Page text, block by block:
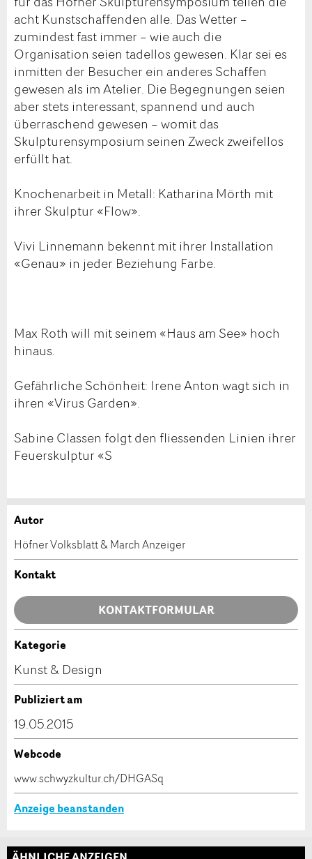
acht Kunstschaffenden alle. Das Wetter –
zumindest fast immer – wie auch die
Organisation seien tadellos gewesen. Klar sei es
inmitten der Besucher ein anderes Schaffen
gewesen als im Atelier. Die Begegnungen seien
aber stets interessant, spannend und auch
überraschend gewesen – womit das
Skulpturensymposium seinen Zweck zweifellos
erfüllt hat.
Knochenarbeit in Metall: Katharina Mörth mit
ihrer Skulptur «Flow».
Vivi Linnemann bekennt mit ihrer Installation
«Genau» in jeder Beziehung Farbe.
Max Roth will mit seinem «Haus am See» hoch
hinaus.
Gefährliche Schönheit: Irene Anton wagt sich in
ihren «Virus Garden».
Sabine Classen folgt den fliessenden Linien ihrer
Feuerskulptur «S
Anzeige beanstanden
Ihr Feedback wird sehr geschätzt!
Allgemeines Feedback
Anzeige nicht mehr gültig
Anzeige unvollständig
Anzeige weiterempfehlen
Empfehlen Sie diese Anzeige an Freunde weiter.
* Eingabe erforderlich
Autor
Höfner Volksblatt & March Anzeiger
Kontakt
KONTAKTFORMULAR
Kontakt
Verfassen Sie eine Nachricht für die Kontaktpersonen
Kategorie
Kunst & Design
Publiziert am
19.05.2015
Webcode
www.schwyzkultur.ch/DHGASq
Anzeige beanstanden